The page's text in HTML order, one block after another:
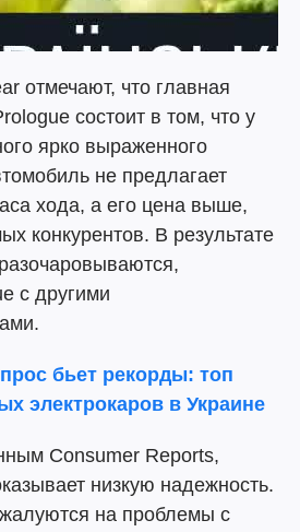
отмечают, что главная
состоит в том, что у
ярко выраженного
не предлагает
хода, а его цена выше,
конкурентов. В результате
с другими
бьет рекорды: топ
электрокаров в Украине
Consumer Reports,
низкую надежность.
на проблемы с